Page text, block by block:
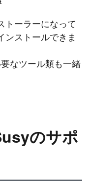
トーラーになって
ンストールできま
なツール類も一緒
のサポ